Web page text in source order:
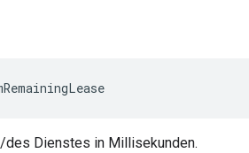
Dienstes in Millisekunden.